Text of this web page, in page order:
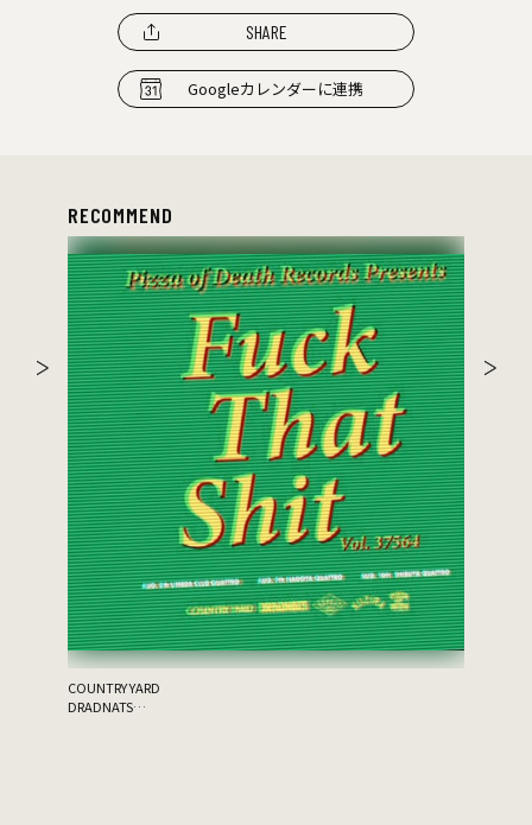
SHARE
Googleカレンダーに連携
RECOMMEND
COUNTRY YARD
DRADNATS